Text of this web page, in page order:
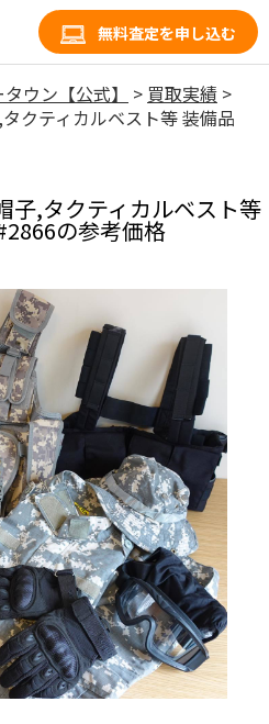
無料査定を申し込む
ウン【公式】 > 買取実績 >
クティカルベスト等 装備品
子,タクティカルベスト等
の参考価格